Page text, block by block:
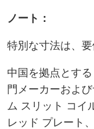
ノート：
特別な寸法は、
中国を拠点とす
門メーカーおよ
ム スリット コイ
レッド プレート